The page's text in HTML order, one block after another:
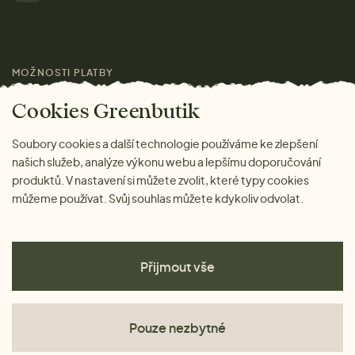
Magazín
MOŽNOSTI PLATBY
Cookies Greenbutik
Soubory cookies a další technologie používáme ke zlepšení
našich služeb, analýze výkonu webu a lepšímu doporučování
produktů. V nastavení si můžete zvolit, které typy cookies
můžeme používat. Svůj souhlas můžete kdykoliv odvolat.
Přijmout vše
Pouze nezbytné